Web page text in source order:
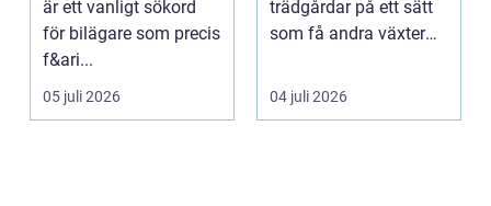
är ett vanligt sökord
för bilägare som precis
f&ari...
05 juli 2026
trädgårdar på ett sätt
som få andra växter
04 juli 2026